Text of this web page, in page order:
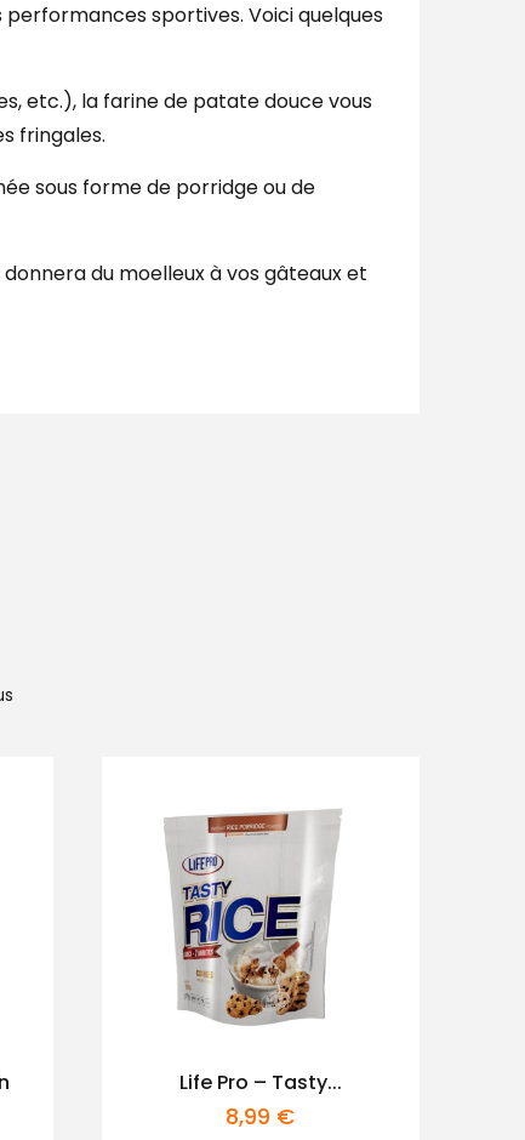
sportives. Voici quelques
etc.), la farine de patate douce vous
fringales.
sous forme de porridge ou de
du moelleux à vos gâteaux et
Life Pro – Tasty...
8,99 €